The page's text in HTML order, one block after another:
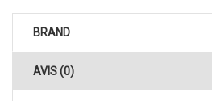
BRAND
AVIS (0)